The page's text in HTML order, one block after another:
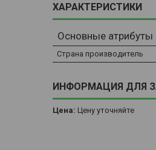
ХАРАКТЕРИСТИКИ
Основные атрибуты
Страна производитель
ИНФОРМАЦИЯ ДЛЯ
Цена: Цену уточняйте